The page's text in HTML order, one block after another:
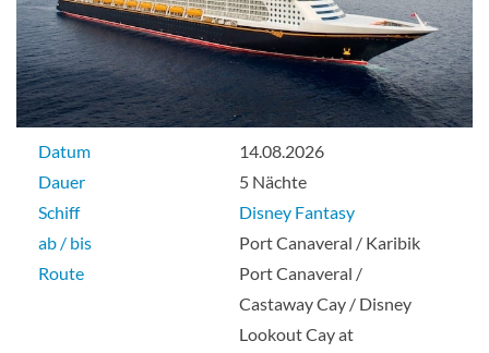
Datum
14.08.2026
Dauer
5 Nächte
Schiff
Disney Fantasy
ab / bis
Port Canaveral / Karibik
Route
Port Canaveral /
Castaway Cay / Disney
Lookout Cay at